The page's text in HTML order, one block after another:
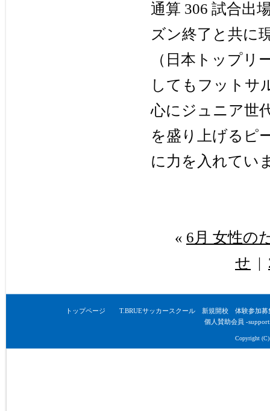
通算 306 試合出
ズン終了と共に
（日本トップリ
してもフットサ
心にジュニア世
を盛り上げるピ
に力を入れてい
« 6月 女性の
せ |
トップページ
T.BRUEサッカースクール 新規開校 体験参加募
個人賛助会員 -
Copyright